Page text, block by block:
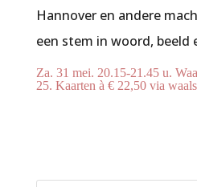
Hannover en andere
een stem in woord, beeld
Za. 31 mei. 20.15-21.45 u.
25. Kaarten à € 22,50 via